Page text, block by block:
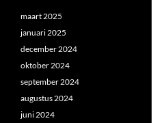
maart 2025
januari 2025
december 2024
oktober 2024
september 2024
augustus 2024
juni 2024